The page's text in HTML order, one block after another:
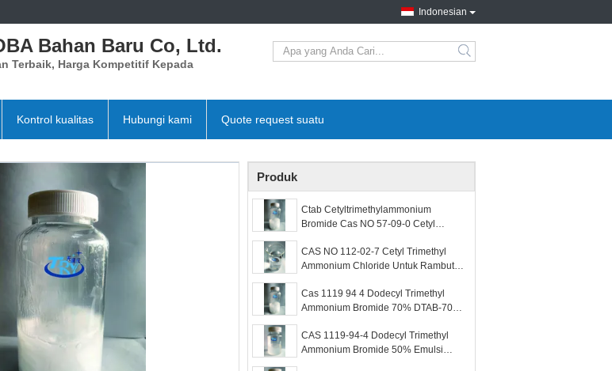
Indonesian
Bahan Baru Co, Ltd.
Terbaik, Harga Kompetitif Kepada
Kontrol kualitas Hubungi kami Quote request suatu
Produk
Ctab Cetyltrimethylammonium
Bromide Cas NO 57-09-0 Cetyl
CTAB-70
CAS NO 112-02-7 Cetyl Trimethyl
Ammonium Chloride Untuk Rambut
Cas 1119 94 4 Dodecyl Trimethyl
Ammonium Bromide 70% DTAB-70
CAS 1119-94-4 Dodecyl Trimethyl
Ammonium Bromide 50% Emulsi